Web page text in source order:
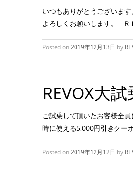
いつもありがとうございま
よろしくお願いします。 Ｒ
Posted on2019年12月13日 by
REVOX大
ご試乗して頂いたお客様全
時に使える5,000円引きクー
Posted on2019年12月12日 by